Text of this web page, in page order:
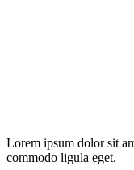
Lorem ipsum dolor sit
commodo ligula eget.